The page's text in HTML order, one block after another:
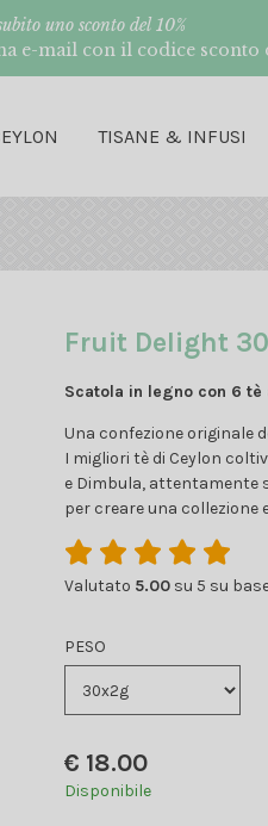
uno sconto del 10%
e-mail con il codice sconto
TISANE & INFUSI
Fruit Delight
Scatola in legno con 6
Una confezione originale
I migliori tè di Ceylon
e Dimbula,
per creare una collezione
Valutato 5.00 su 5 su
PESO
€ 18.00
Disponibile